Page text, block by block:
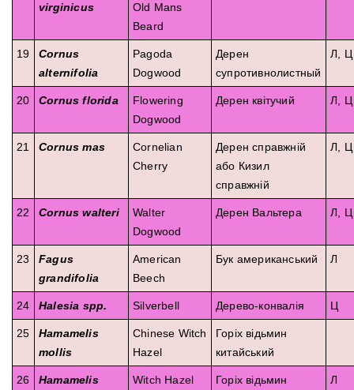
virginicus
Old Mans
Beard
19
Cornus
alternifolia
Pagoda
Dogwood
Дерен
супротивнолистный
Л, Ц
20 Cornus florida
Flowering
Dogwood
Дерен квітучий Л, Ц
21 Cornus mas
Cornelian
Cherry
Дерен справжній
або Кизил
справжній
Л, Ц
22 Cornus walteri
Walter
Dogwood
Дерен Вальтера Л, Ц
23
Fagus
grandifolia
American
Beech
Бук американський Л
24 Halesia spp. Silverbell Дерево-конвалія Ц
25
Hamamelis
mollis
Chinese Witch
Hazel
Горіх відьмин
китайський
26 Hamamelis Witch Hazel Горіх відьмин Л